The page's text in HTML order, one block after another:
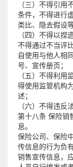
（三）不得引用
条件，不得进行
类比、隐去假设
（四）不得以捏
不得通过不当评
自使用与他人相
号、宣传册页；
（五）不得利用
得使用监管机构
述；
（六）不得违反
第十八条 保险销
息。
保险公司、保险
传信息的行为负
销售宣传信息，